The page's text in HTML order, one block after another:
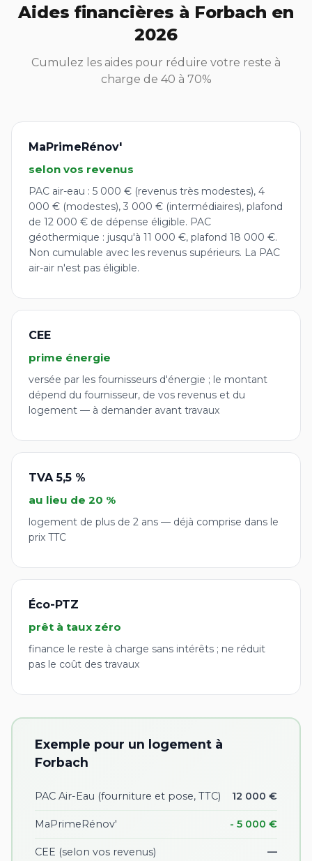
Aides financières à Forbach en
2026
Cumulez les aides pour réduire votre reste à
charge de 40 à 70%
MaPrimeRénov'
selon vos revenus
PAC air-eau : 5 000 € (revenus très modestes), 4
000 € (modestes), 3 000 € (intermédiaires), plafond
de 12 000 € de dépense éligible. PAC
géothermique : jusqu'à 11 000 €, plafond 18 000 €.
Non cumulable avec les revenus supérieurs. La PAC
air-air n'est pas éligible.
CEE
prime énergie
versée par les fournisseurs d'énergie ; le montant
dépend du fournisseur, de vos revenus et du
logement — à demander avant travaux
TVA 5,5 %
au lieu de 20 %
logement de plus de 2 ans — déjà comprise dans le
prix TTC
Éco-PTZ
prêt à taux zéro
finance le reste à charge sans intérêts ; ne réduit
pas le coût des travaux
Exemple pour un logement à
Forbach
PAC Air-Eau (fourniture et pose, TTC) 12 000 €
MaPrimeRénov' - 5 000 €
CEE (selon vos revenus) —